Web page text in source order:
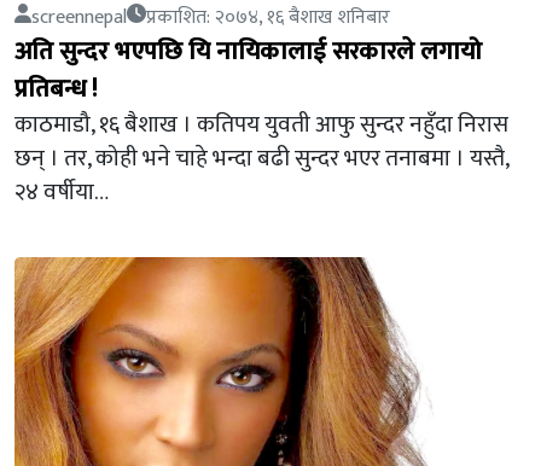
screennepal प्रकाशित: २०७४, १६ बैशाख शनिबार
अति सुन्दर भएपछि यि नायिकालाई सरकारले लगायो
प्रतिबन्ध !
काठमाडौ, १६ बैशाख । कतिपय युवती आफु सुन्दर नहुँदा निरास
छन् । तर, कोही भने चाहे भन्दा बढी सुन्दर भएर तनाबमा । यस्तै,
२४ वर्षीया…